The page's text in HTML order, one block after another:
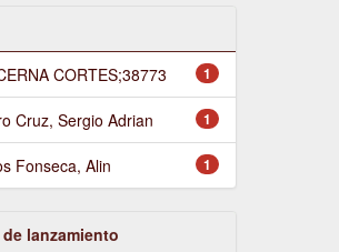
1
CORTES;38773
1
Cruz, Sergio Adrian
1
Fonseca, Alin
lanzamiento